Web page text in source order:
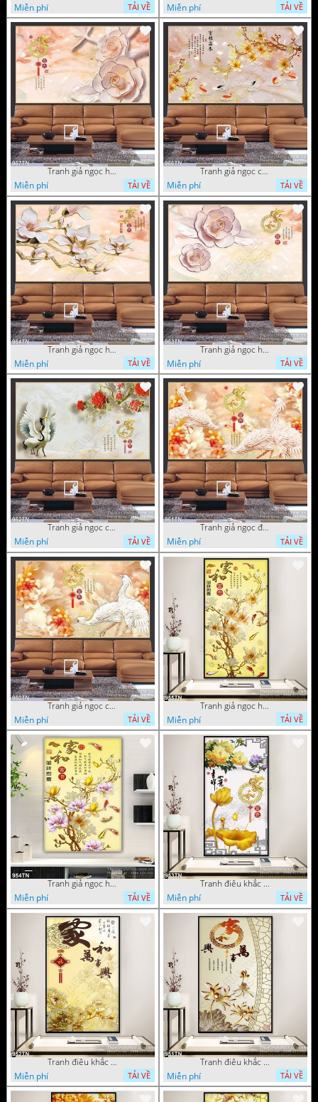
Miễn phí
TẢI VỀ
Miễn phí
TẢI VỀ
Tranh giả ngọc hoa mai
Miễn phí
TẢI VỀ
Tranh giả ngọc cá chép và hoa ngọc
Miễn phí
TẢI VỀ
Tranh giả ngọc hoa thư pháp treo tường
Miễn phí
TẢI VỀ
Tranh giả ngọc hoa thư pháp
Miễn phí
TẢI VỀ
Tranh giả ngọc chim hạc và hoa
Miễn phí
TẢI VỀ
Tranh giả ngọc đội hạc và hoa cúc
Miễn phí
TẢI VỀ
Tranh giả ngọc chim hạc và hoa cúc
Miễn phí
TẢI VỀ
Tranh giả ngọc hoa trang trí thư pháp
Miễn phí
TẢI VỀ
Tranh giả ngọc hoa mẫu trang trí
Miễn phí
TẢI VỀ
Tranh điêu khắc hoa mẫu đơn trang trí
Miễn phí
TẢI VỀ
Tranh điêu khắc gỗ hoa mẫu đơn trang trí
Miễn phí
TẢI VỀ
Tranh điêu khắc hoa sen thư pháp
Miễn phí
TẢI VỀ